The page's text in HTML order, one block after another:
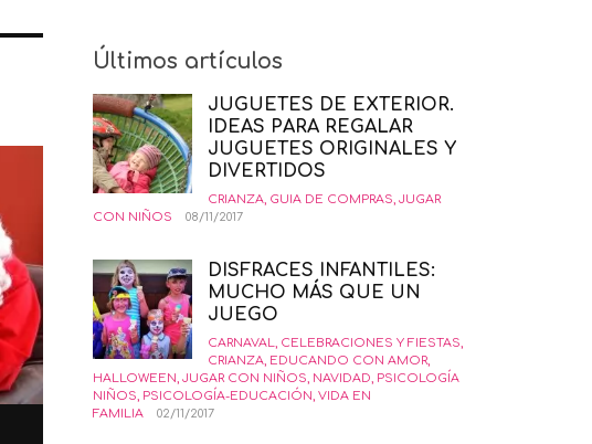
Últimos artículos
JUGUETES DE EXTERIOR.
IDEAS PARA REGALAR
JUGUETES ORIGINALES Y
DIVERTIDOS
CRIANZA GUIA DE COMPRAS JUGAR
CON NIÑOS
08/11/2017
DISFRACES INFANTILES:
MUCHO MÁS QUE UN
JUEGO
CARNAVAL CELEBRACIONES Y FIESTAS
CRIANZA EDUCANDO CON AMOR
HALLOWEEN JUGAR CON NIÑOS NAVIDAD PSICOLOGÍA
NIÑOS PSICOLOGÍA-EDUCACIÓN VIDA EN
FAMILIA
02/11/2017